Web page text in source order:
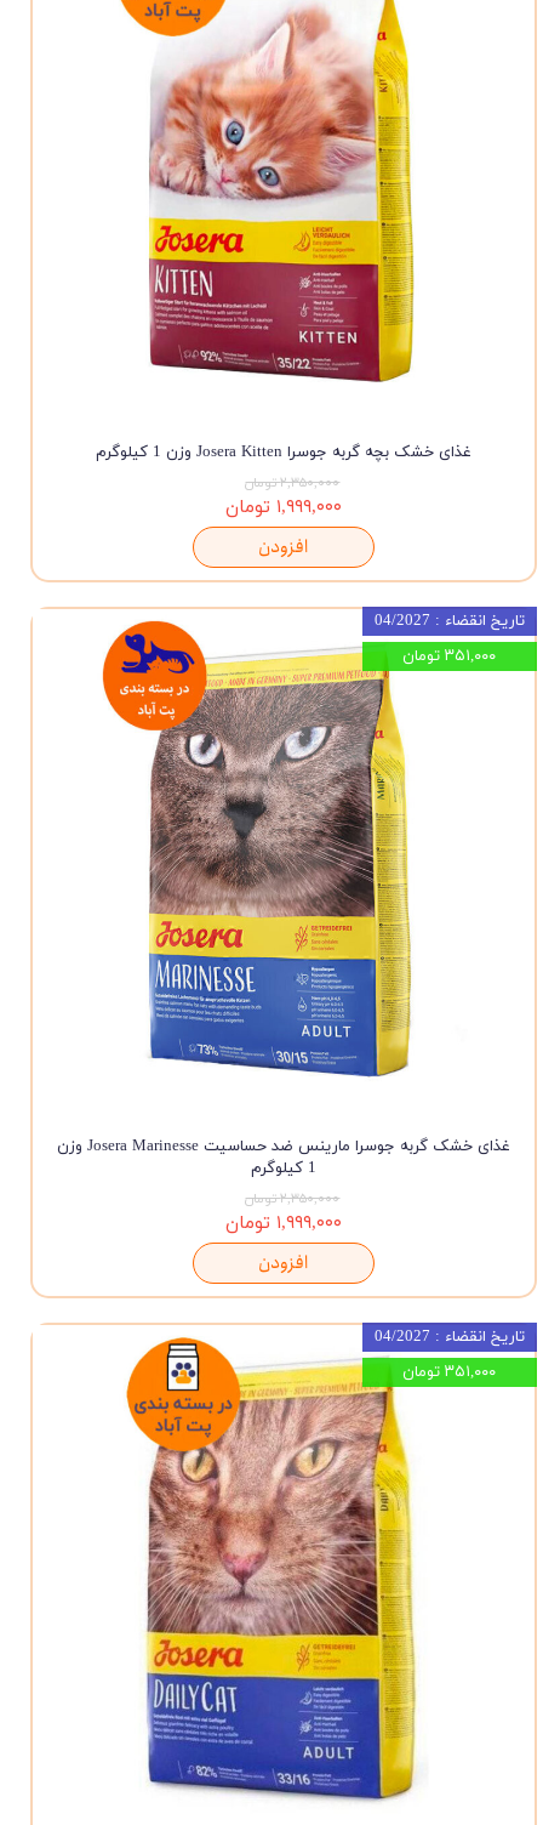
غذای خشک بچه گربه جوسرا Josera Kitten وزن 1 کیلوگرم
۲,۳۵۰,۰۰۰ تومان
۱,۹۹۹,۰۰۰ تومان
افزودن
غذای خشک گربه جوسرا مارینس ضد حساسیت Josera Marinesse وزن
1 کیلوگرم
۲,۳۵۰,۰۰۰ تومان
۱,۹۹۹,۰۰۰ تومان
افزودن
تاریخ انقضاء : 04/2027
۳۵۱,۰۰۰ تومان
تاریخ انقضاء : 04/2027
۳۵۱,۰۰۰ تومان